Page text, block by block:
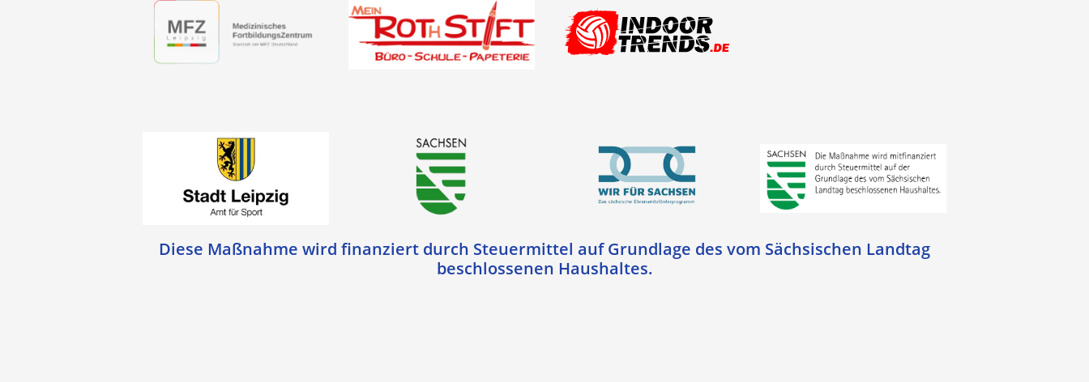
Diese Maßnahme wird finanziert durch Steuermittel auf Grundlage des vom Sächsischen Landtag
beschlossenen Haushaltes.